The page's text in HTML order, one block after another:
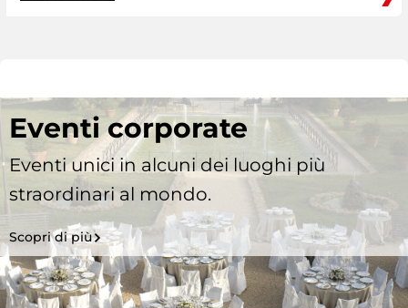
Eventi corporate
Eventi unici in alcuni dei luoghi più
straordinari al mondo.
Scopri di più